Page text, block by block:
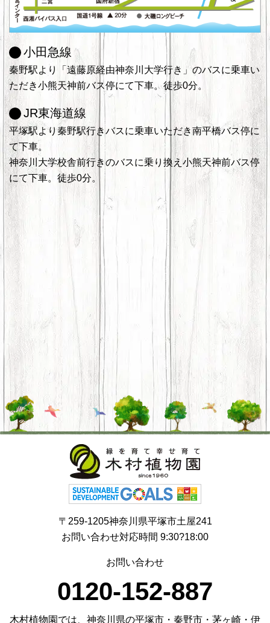
小田急線
秦野駅より「遠藤原経由神奈川大学行き」のバスに乗車い
ただき小熊天神前バス停にて下車。徒歩0分。
JR東海道線
平塚駅より秦野駅行きバスに乗車いただき南平橋バス停に
て下車。
神奈川大学校舎前行きのバスに乗り換え小熊天神前バス停
にて下車。徒歩0分。
〒259-1205神奈川県平塚市土屋241
お問い合わせ対応時間 9:30?18:00
お問い合わせ
0120-152-887
木村植物園では、神奈川県の平塚市・秦野市・茅ヶ崎・伊